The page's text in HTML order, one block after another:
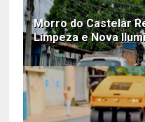
Morro do Castelar
Limpeza e Nova